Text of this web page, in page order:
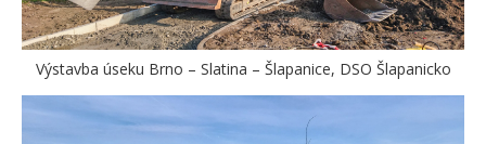
Výstavba úseku Brno – Slatina – Šlapanice, DSO Šlapanicko